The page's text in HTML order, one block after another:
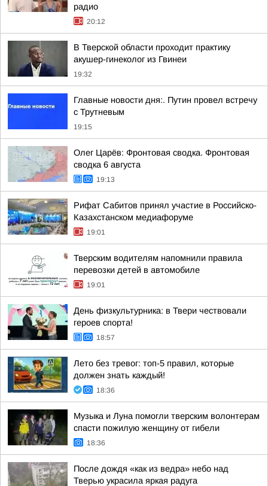
радио
20:12
В Тверской области проходит практику
акушер-гинеколог из Гвинеи
19:32
Главные новости дня:. Путин провел встречу
с Трутневым
19:15
Олег Царёв: Фронтовая сводка. Фронтовая
сводка 6 августа
19:13
Рифат Сабитов принял участие в Российско-
Казахстанском медиафоруме
19:01
Тверским водителям напомнили правила
перевозки детей в автомобиле
19:01
День физкультурника: в Твери чествовали
героев спорта!
18:57
Лето без тревог: топ-5 правил, которые
должен знать каждый!
18:36
Музыка и Луна помогли тверским волонтерам
спасти пожилую женщину от гибели
18:36
После дождя «как из ведра» небо над
Тверью украсила яркая радуга